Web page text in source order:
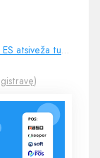
Ar įmonė turi teikti Intrastato ataskaitą, jei iš ES atsiveža tuščias dėžutes?
)